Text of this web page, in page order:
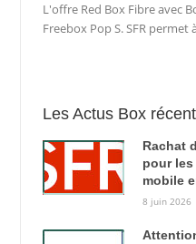
L'offre Red Box Fibre avec
Freebox Pop S. SFR permet
Les Actus Box
Rachat
pour
mobile
8 juin 2026